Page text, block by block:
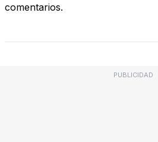
comentarios.
PUBLICIDAD